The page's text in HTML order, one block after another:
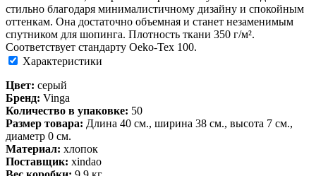
стильно благодаря минималистичному дизайну и спокойным
оттенкам. Она достаточно объемная и станет незаменимым
спутником для шопинга. Плотность ткани 350 г/м².
Соответствует стандарту Oeko-Tex 100.
Характеристики
Цвет: серый
Бренд: Vinga
Количество в упаковке: 50
Размер товара: Длина 40 см., ширина 38 см., высота 7 см.,
диаметр 0 см.
Материал: хлопок
Поставщик: xindao